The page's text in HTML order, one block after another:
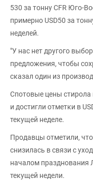
530 за тонну CFR Юго-
примерно USD50 за
неделей.
"У нас нет другого
предложения, чтобы
сказал один из
Спотовые цены
и достигли отметки в
текущей неделе.
Продавцы отметили,
снизилась в связи с
началом празднования
текущей недели.